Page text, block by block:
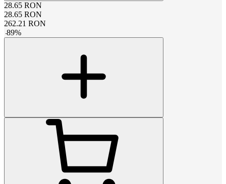
28.65 RON
28.65 RON
262.21 RON
-89%